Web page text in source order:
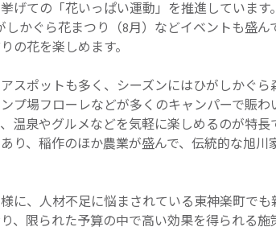
げての「花いっぱい運動」を推進しています
しかぐら花まつり（8月）などイベントも盛ん
の花を楽しめます。
スポットも多く、シーズンにはひがしかぐら
プ場フローレなどが多くのキャンパーで賑わ
温泉やグルメなどを気軽に楽しめるのが特長
り、稲作のほか農業が盛んで、伝統的な旭川
に、人材不足に悩まされている東神楽町でも
、限られた予算の中で高い効果を得られる施